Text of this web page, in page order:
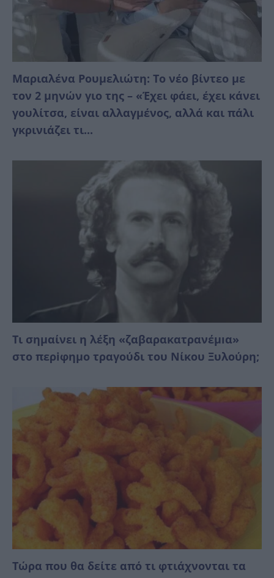
Μαριαλένα Ρουμελιώτη: Το νέο βίντεο με
τον 2 μηνών γιο της – «Έχει φάει, έχει κάνει
γουλίτσα, είναι αλλαγμένος, αλλά και πάλι
γκρινιάζει τι...
Τι σημαίνει η λέξη «ζαβαρακατρανέμıα»
στο περiφημο τραγούδι του Νίκου Ξυλούρη;
Τώρα που θα δείτε από τι φτιάχνονται τα